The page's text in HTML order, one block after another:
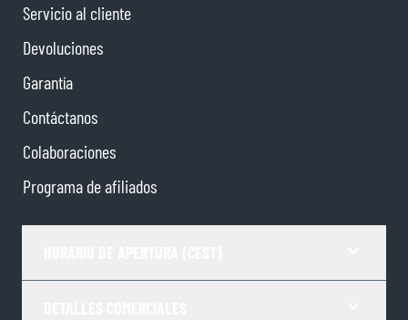
Servicio al cliente
Devoluciones
Garantía
Contáctanos
Colaboraciones
Programa de afiliados